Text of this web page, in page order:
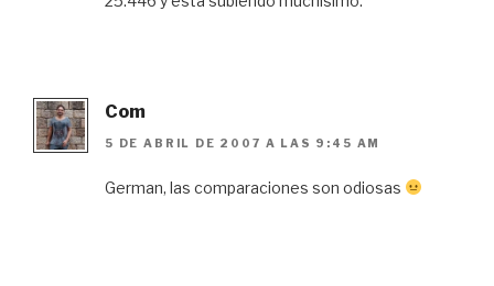
Com
5 DE ABRIL DE 2007 A LAS 9:45 AM
German, las comparaciones son odiosas